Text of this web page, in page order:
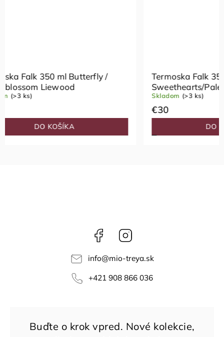
Termoska Falk 350 ml
Sweethearts/Pale Tuscany Liewood
Skladom
DO KOŠÍKA
blue
Skladom
Facebook
info@mio-treya.sk
+421 908 866 036